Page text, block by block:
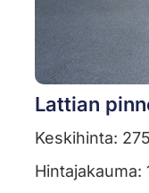
Lattian
Keskihinta:
Hintajakauma: